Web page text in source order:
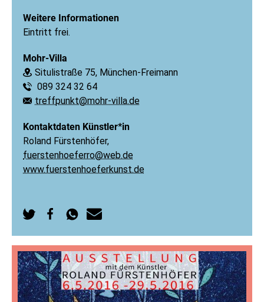
Weitere Informationen
Eintritt frei.
Mohr-Villa
Ort:
Situlistraße 75, München-Freimann
Telefon:
089 324 32 64
E-Mail:
treffpunkt@mohr-villa.de
Kontaktdaten Künstler*in
Roland Fürstenhöfer,
fuerstenhoeferro@web.de
www.fuerstenhoeferkunst.de
Twitter
teilen
Facebook
teilen
WhatsApp
senden
E-
Mail
senden